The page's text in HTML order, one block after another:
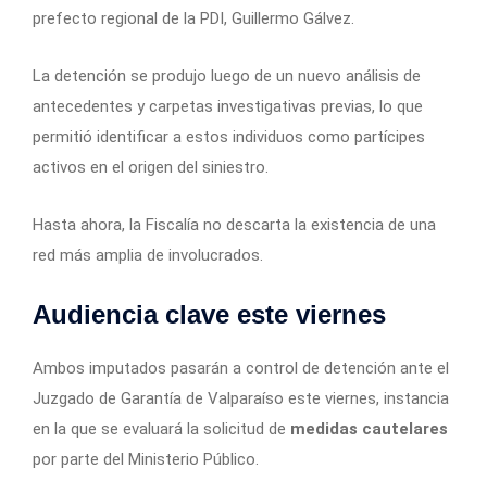
prefecto regional de la PDI, Guillermo Gálvez.
La detención se produjo luego de un nuevo análisis de
antecedentes y carpetas investigativas previas, lo que
permitió identificar a estos individuos como partícipes
activos en el origen del siniestro.
Hasta ahora, la Fiscalía no descarta la existencia de una
red más amplia de involucrados.
Audiencia clave este viernes
Ambos imputados pasarán a control de detención ante el
Juzgado de Garantía de Valparaíso este viernes, instancia
en la que se evaluará la solicitud de medidas cautelares
por parte del Ministerio Público.